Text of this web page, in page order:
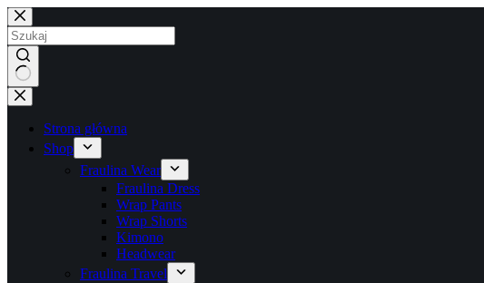
Przejdź
do
treści
Brak
wyników
Strona główna
Shop
Fraulina Wear
Fraulina Dress
Wrap Pants
Wrap Shorts
Kimono
Headwear
Fraulina Travel